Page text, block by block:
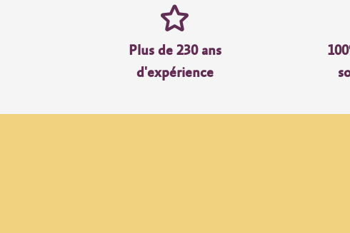
Plus de 230 ans
d'expérience